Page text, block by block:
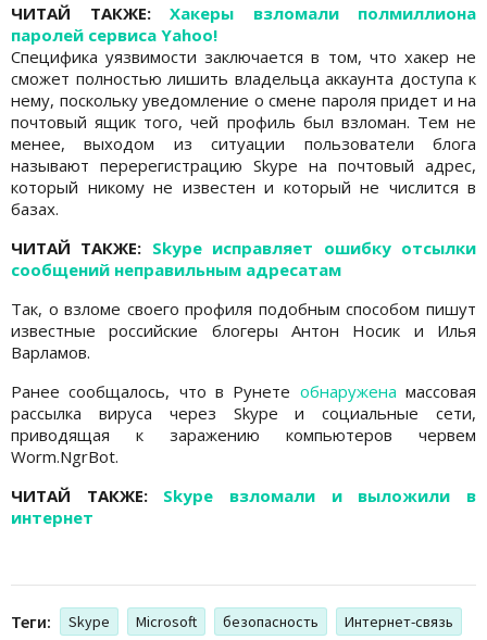
ЧИТАЙ ТАКЖЕ: Хакеры взломали полмиллиона
паролей сервиса Yahoo!
Специфика уязвимости заключается в том, что хакер не
сможет полностью лишить владельца аккаунта доступа к
нему, поскольку уведомление о смене пароля придет и на
почтовый ящик того, чей профиль был взломан. Тем не
менее, выходом из ситуации пользователи блога
называют перерегистрацию Skype на почтовый адрес,
который никому не известен и который не числится в
базах.
ЧИТАЙ ТАКЖЕ: Skype исправляет ошибку отсылки
сообщений неправильным адресатам
Так, о взломе своего профиля подобным способом пишут
известные российские блогеры Антон Носик и Илья
Варламов.
Ранее сообщалось, что в Рунете обнаружена массовая
рассылка вируса черeз Skype и социальные сети,
приводящая к заражению компьютеров червем
Worm.NgrBot.
ЧИТАЙ ТАКЖЕ: Skype взломали и выложили в
интернет
Теги: Skype Microsoft безопасность Интернет-связь